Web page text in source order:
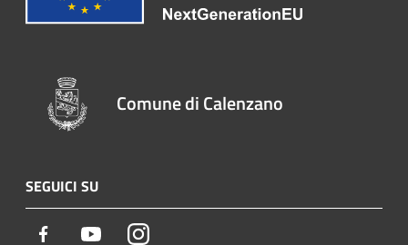
Comune di Calenzano
SEGUICI SU
Facebook YoutubeInstagram